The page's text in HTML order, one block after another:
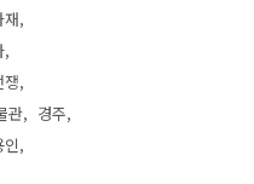
재
쟁
관
경주